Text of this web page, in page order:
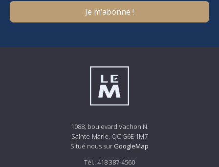
1088, boulevard Vachon N.
Sainte-Marie, QC G6E 1M7
Situé nous sur GoogleMap
Tél.: 418 387-4560